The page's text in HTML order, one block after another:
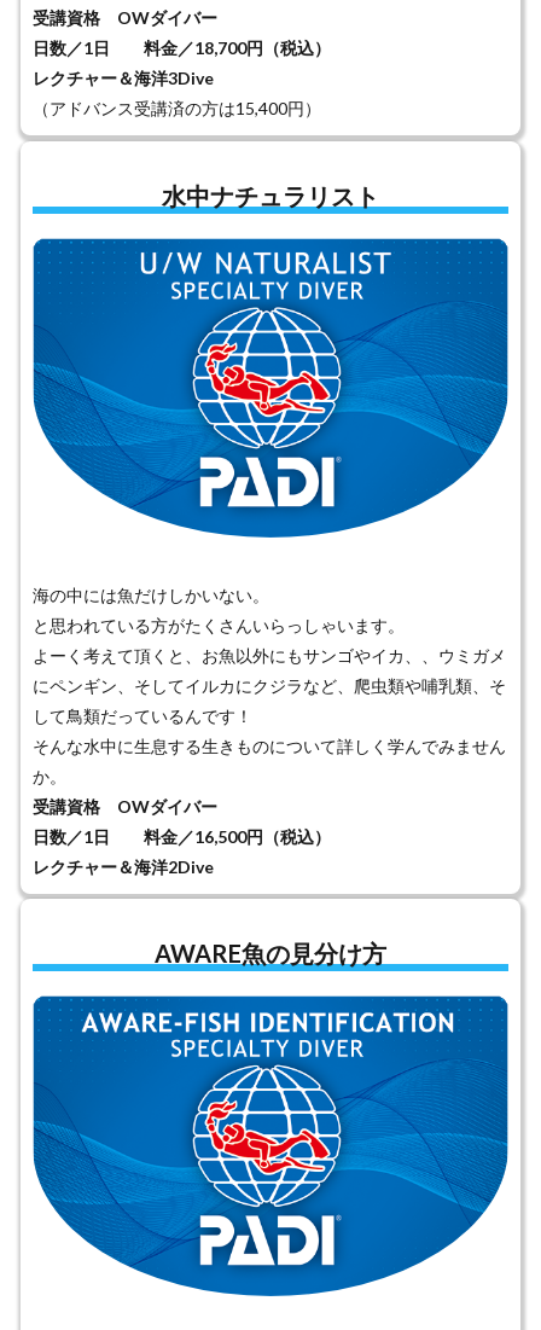
受講資格 OWダイバー
日数／1日 料金／18,700円（税込）
レクチャー＆海洋3Dive
（アドバンス受講済の方は15,400円）
水中ナチュラリスト
海の中には魚だけしかいない。
と思われている方がたくさんいらっしゃいます。
よーく考えて頂くと、お魚以外にもサンゴやイカ、、ウミガメ
にペンギン、そしてイルカにクジラなど、爬虫類や哺乳類、そ
して鳥類だっているんです！
そんな水中に生息する生きものについて詳しく学んでみません
か。
受講資格 OWダイバー
日数／1日 料金／16,500円（税込）
レクチャー＆海洋2Dive
AWARE魚の見分け方